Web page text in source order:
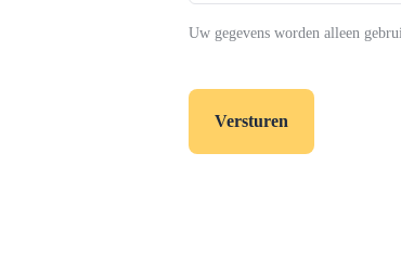
Uw gegevens worden alleen